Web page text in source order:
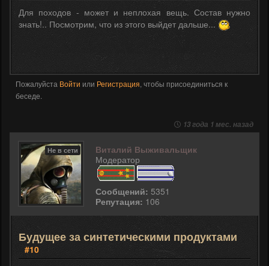
Для походов - может и неплохая вещь. Состав нужно
знать!.. Посмотрим, что из этого выйдет дальше...
Пожалуйста Войти или Регистрация, чтобы присоединиться к
беседе.
13 года 1 мес. назад
Не в сети
Виталий Выживальщик
Модератор
Сообщений: 5351
Репутация: 106
Будущее за синтетическими продуктами
#10